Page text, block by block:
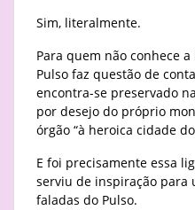
Sim, literalmente.
Para quem não conhece
Pulso faz questão de
encontra-se preservado
por desejo do próprio
órgão “à heroica cidade
E foi precisamente essa
serviu de inspiração para
faladas do Pulso.